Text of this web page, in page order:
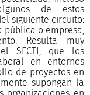
de estos
siguiente circuito:
pública o empresa,
Resulta muy
SECTI, que los
en entornos
de proyectos en
supongan la